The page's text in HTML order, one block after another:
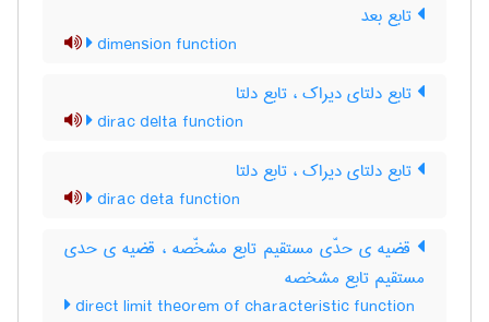
تابع بعد
dimension function
تابع دلتای دیراک ، تابع دلتا
dirac delta function
تابع دلتای دیراک ، تابع دلتا
dirac deta function
قضیه ی حدّی مستقیم تابع مشخّصه ، قضیه ی حدی
مستقیم تابع مشخصه
direct limit theorem of characteristic function